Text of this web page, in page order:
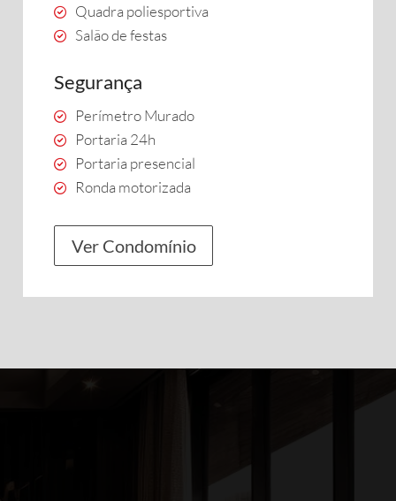
Quadra poliesportiva
Salão de festas
Segurança
Perímetro Murado
Portaria 24h
Portaria presencial
Ronda motorizada
Ver Condomínio